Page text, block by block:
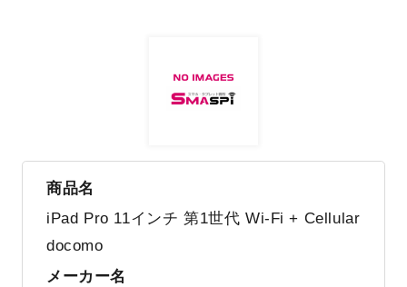
商品名
iPad Pro 11インチ 第1世代 Wi-Fi + Cellular
docomo
メーカー名